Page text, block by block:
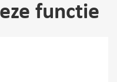
functie